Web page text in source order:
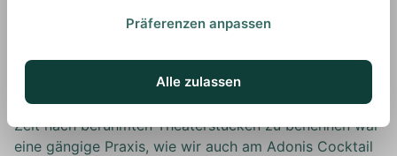
Der Rob Roy ist 1894 im New Yorker Waldorf Astoria
nach der damals populären Broadway Show, welche
wiederum nach dem gleichnamigen, schottischen
Volksheld Rob Roy benannt wurde. Drinks in dieser
Zeit nach berühmten Theaterstücken zu benennen war
eine gängige Praxis, wie wir auch am Adonis Cocktail
Präferenzen anpassen
Alle zulassen